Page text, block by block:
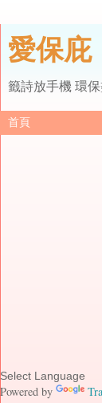
愛保庇
籤詩放手機 環
Powered by